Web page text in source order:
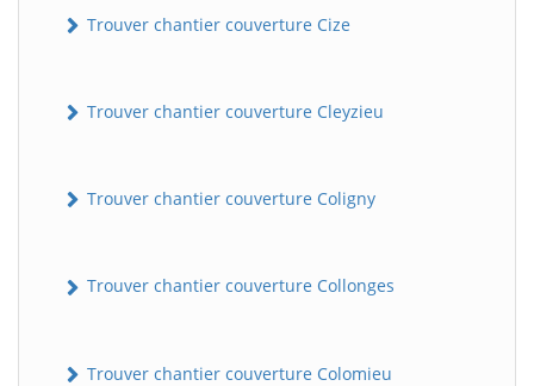
Trouver chantier couverture Cize
Trouver chantier couverture Cleyzieu
Trouver chantier couverture Coligny
Trouver chantier couverture Collonges
Trouver chantier couverture Colomieu